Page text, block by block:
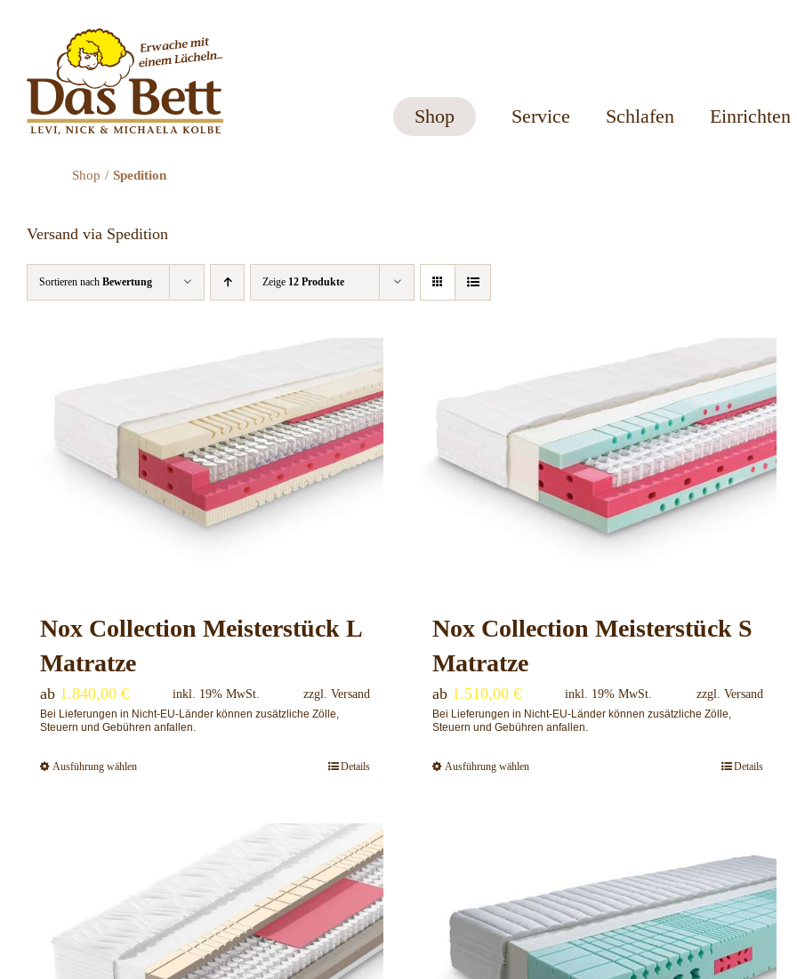
Shop Service Schlafen Einrichten
Shop Spedition
Versand via Spedition
Sortieren nach Bewertung Zeige 12 Produkte
Nox Collection Meisterstück L
Matratze
ab 1.840,00 € inkl. 19% MwSt. zzgl.Versand
Bei Lieferungen in Nicht-EU-Länder können zusätzliche Zölle,
Steuern und Gebühren anfallen.
Ausführung wählenDieses
Varianten
Die
Optionen
Details
Nox Collection Meisterstück S
Matratze
ab 1.510,00€ inkl. 19% MwSt. zzgl. Versand
Bei Lieferungen in Nicht-EU-Länder können zusätzliche Zölle,
Steuern und Gebühren anfallen.
Ausführung wählenDieses
Varianten
auf.
Die
Optionen
Details